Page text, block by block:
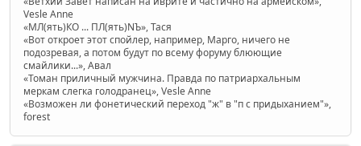
Vesle Anne
«МЛ(ять)КО ... ПЛ(ять)NЪ», Тася
«Вот откроет этот спойлер, например, Марго, ничего не
подозревая, а потом будут по всему форуму блюющие
смайлики...», Авал
«Томан приличный мужчина. Правда по патриархальным
меркам слегка голодранец», Vesle Anne
«Возможен ли фонетический переход "ж" в "п с придыханием"»,
forest